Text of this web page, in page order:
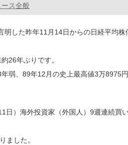
ス全般
明した昨年11月14日からの日経平均株
26年ぶりです。
弱、89年12月の史上最高値3万8975
日）海外投資家（外国人）9週連続買
ました。